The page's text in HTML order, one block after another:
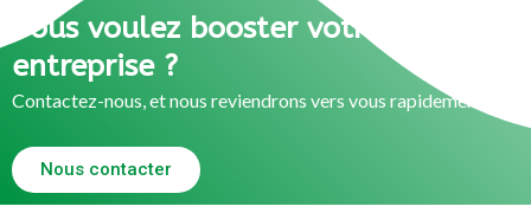
Vous voulez booster votre
entreprise ?
Contactez-nous, et nous reviendrons vers vous rapidement.
Nous contacter